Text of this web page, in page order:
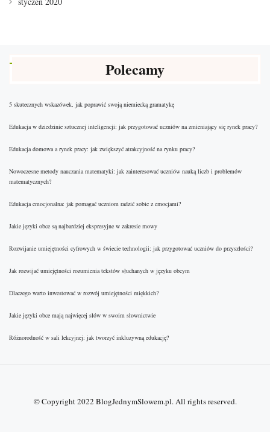
Polecamy
5 skutecznych wskazówek, jak poprawić swoją niemiecką gramatykę
Edukacja w dziedzinie sztucznej inteligencji: jak przygotować uczniów na zmieniający się rynek pracy?
Edukacja domowa a rynek pracy: jak zwiększyć atrakcyjność na rynku pracy?
Nowoczesne metody nauczania matematyki: jak zainteresować uczniów nauką liczb i problemów
matematycznych?
Edukacja emocjonalna: jak pomagać uczniom radzić sobie z emocjami?
Jakie języki obce są najbardziej ekspresyjne w zakresie mowy
Rozwijanie umiejętności cyfrowych w świecie technologii: jak przygotować uczniów do przyszłości?
Jak rozwijać umiejętności rozumienia tekstów słuchanych w języku obcym
Dlaczego warto inwestować w rozwój umiejętności miękkich?
Jakie języki obce mają najwięcej słów w swoim słownictwie
Różnorodność w sali lekcyjnej: jak tworzyć inkluzywną edukację?
© Copyright 2022 BlogJednymSlowem.pl. All rights reserved.